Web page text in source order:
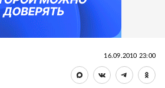
16.09.2010 23:00